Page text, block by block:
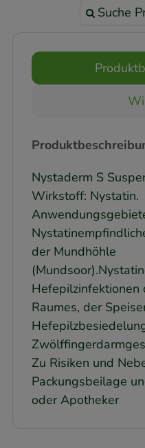
Suche
Nystaderm S
Wirkstoff: Nystatin.
der Mundhöhle
Hefepilzinfektionen
Raumes, der
Zu Risiken und
Packungsbeilage
oder Apotheker